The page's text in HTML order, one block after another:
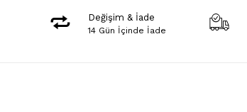
Değişim & İade
14 Gün İçinde İade